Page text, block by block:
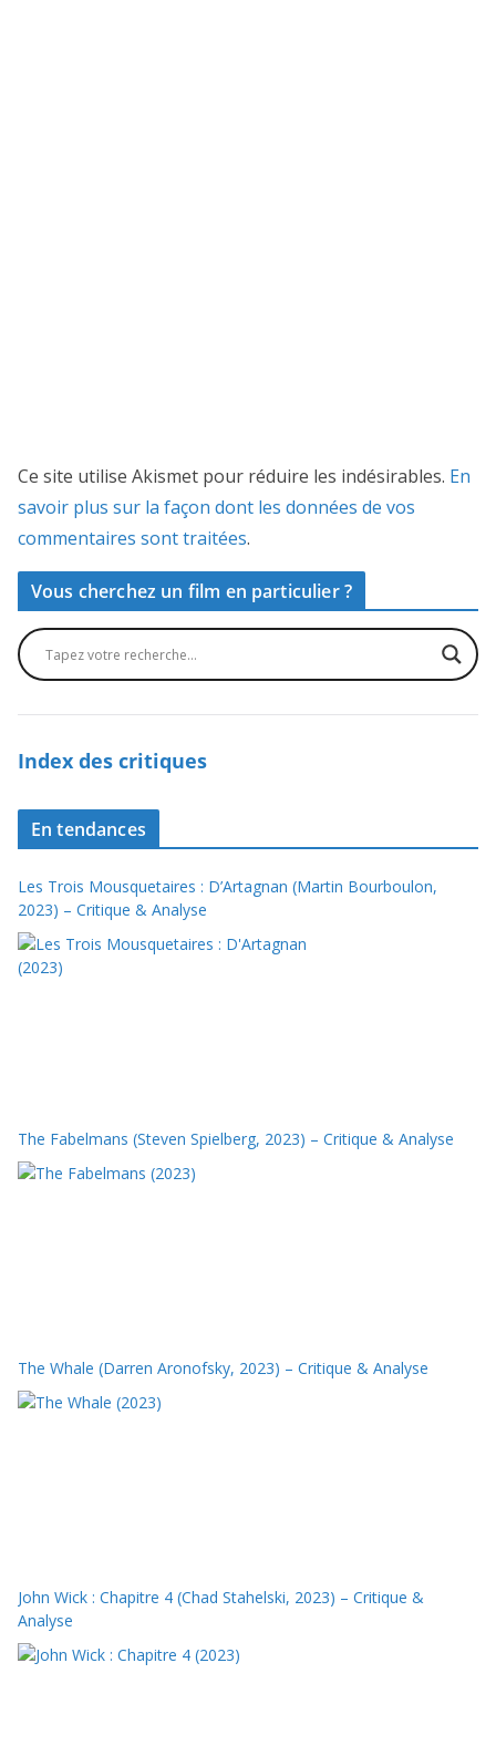
Ce site utilise Akismet pour réduire les indésirables. En
savoir plus sur la façon dont les données de vos
commentaires sont traitées.
Vous cherchez un film en particulier ?
Index des critiques
En tendances
Les Trois Mousquetaires : D’Artagnan (Martin Bourboulon,
2023) – Critique & Analyse
The Fabelmans (Steven Spielberg, 2023) – Critique & Analyse
The Whale (Darren Aronofsky, 2023) – Critique & Analyse
John Wick : Chapitre 4 (Chad Stahelski, 2023) – Critique &
Analyse